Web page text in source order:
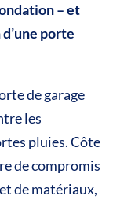
– et
porte
de garage
les
pluies. Côte
de compromis
de matériaux,